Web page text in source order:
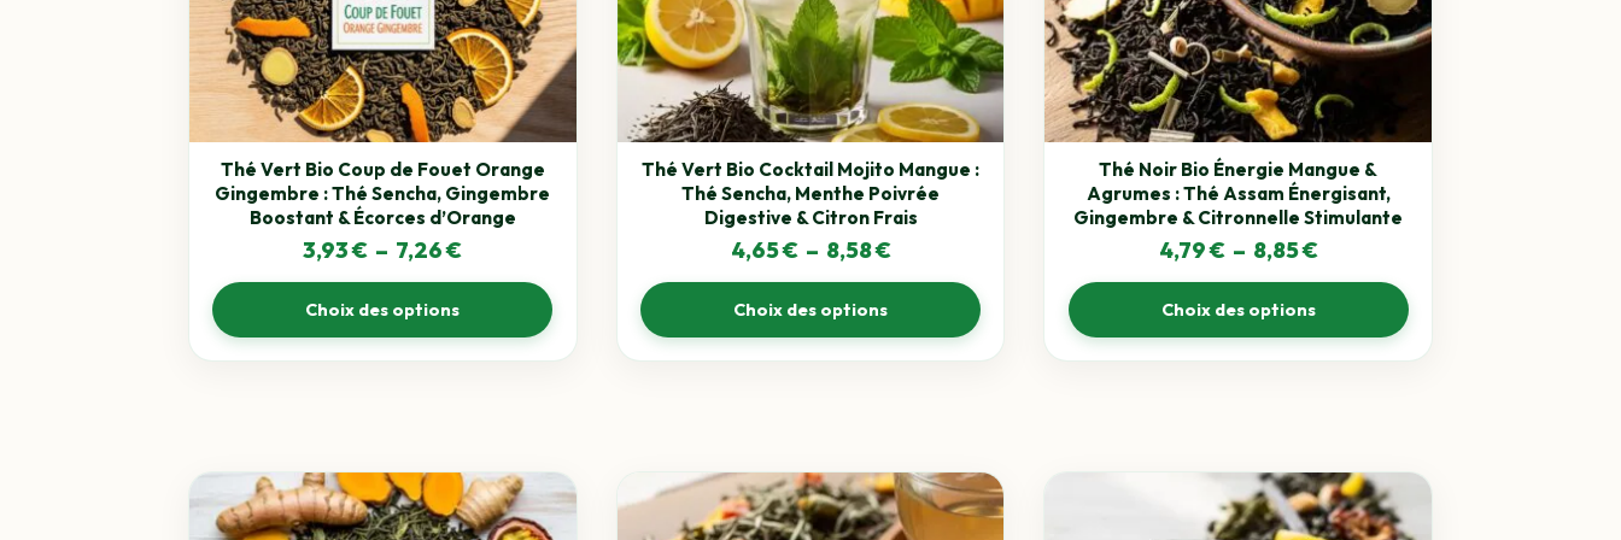
Thé Vert Bio Coup de Fouet Orange
Gingembre : Thé Sencha, Gingembre
Boostant & Écorces d’Orange
3,93€ – 7,26€Plage
de
3,93 €
Choix des options
options
peuvent
page
Thé Vert Bio Cocktail Mojito Mangue :
Thé Sencha, Menthe Poivrée
Digestive & Citron Frais
4,65€ – 8,58€Plage
de
4,65 €
Choix des options
options
peuvent
être
choisies
sur
page
Thé Noir Bio Énergie Mangue &
Agrumes : Thé Assam Énergisant,
Gingembre & Citronnelle Stimulante
4,79€ – 8,85€Plage
de
4,79 €
Choix des options
options
peuvent
être
choisies
sur
Ce
produit
produit